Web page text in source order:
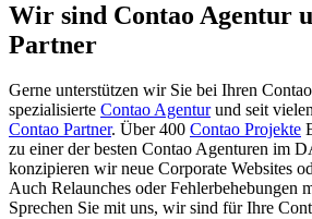
Wir sind Contao Agentur
Partner
Gerne unterstützen wir Sie bei Ihren
spezialisierte Contao Agenturund seit
Contao Partner. Über 400 Contao Projekte
zu einer der besten Contao Agenturen im
konzipieren wir neue Corporate Websites
Auch Relaunches oder Fehlerbehebungen
Sprechen Sie mit uns, wir sind für Ihre